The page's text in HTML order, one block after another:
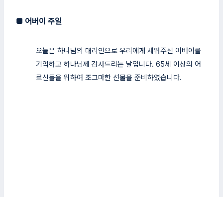
■ 어버이 주일
오늘은 하나님의 대리인으로 우리에게 세워주신 어버이를
기억하고 하나님께 감사드리는 날입니다. 65세 이상의 어
르신들을 위하여 조그마한 선물을 준비하였습니다.